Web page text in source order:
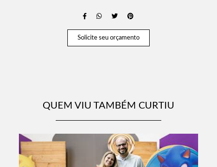
Solicite seu orçamento
QUEM VIU TAMBÉM CURTIU